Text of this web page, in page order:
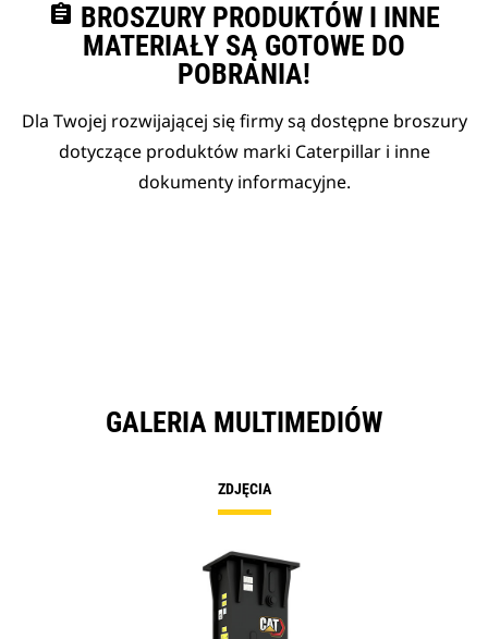
assignment BROSZURY PRODUKTÓW I INNE
MATERIAŁY SĄ GOTOWE DO
POBRANIA!
Dla Twojej rozwijającej się firmy są dostępne broszury
dotyczące produktów marki Caterpillar i inne
dokumenty informacyjne.
GALERIA MULTIMEDIÓW
ZDJĘCIA